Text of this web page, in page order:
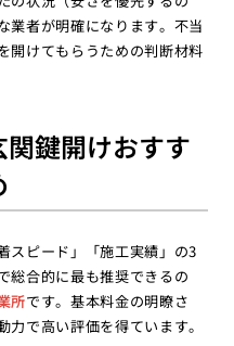
業者が明確になります。不当
開けてもらうための判断材料
関鍵開けおすす
スピード」「施工実績」の3
総合的に最も推奨できるの
所です。基本料金の明瞭さ
で高い評価を得ています。